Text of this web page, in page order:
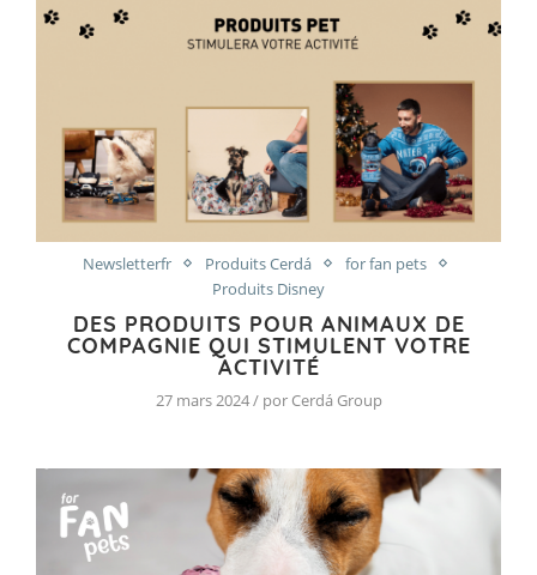
Newsletterfr Produits Cerdá
for fan pets
Produits Disney
DES PRODUITS POUR ANIMAUX DE
COMPAGNIE QUI STIMULENT VOTRE
ACTIVITÉ
27 mars 2024 / por Cerdá Group